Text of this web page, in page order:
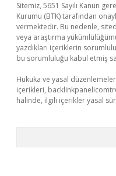
Sitemiz, 5651 Sayılı Kanun
Kurumu (BTK) tarafından
vermektedir. Bu nedenle,
veya araştırma
yazdıkları içeriklerin
bu sorumluluğu kabul etmiş
Hukuka ve yasal
içerikleri,
halinde, ilgili içerikler yasal